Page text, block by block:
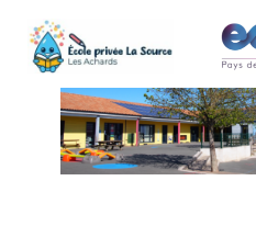
contenu